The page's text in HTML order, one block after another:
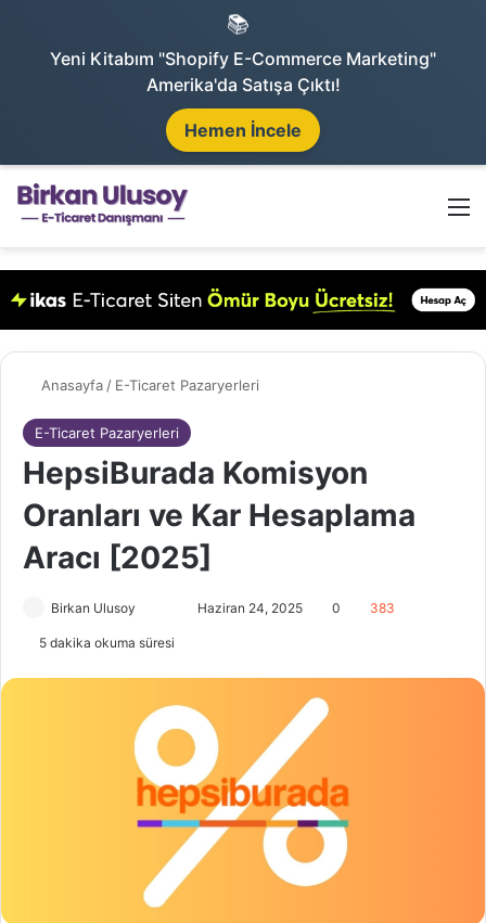
📚
Yeni Kitabım "Shopify E-Commerce Marketing"
Amerika'da Satışa Çıktı!
Hemen İncele
Anasayfa/ E-Ticaret Pazaryerleri
E-Ticaret Pazaryerleri
HepsiBurada Komisyon
Oranları ve Kar Hesaplama
Aracı [2025]
Birkan Ulusoy
o
w
o
n
X
-
o
s
t
g
ö
Haziran 24, 2025 0 383
5 dakika okuma süresi